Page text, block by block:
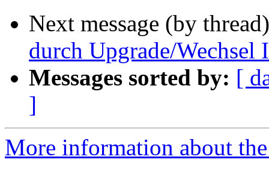
Next message (by
durch Upgrade/
Messages sorted by: [
]
More information about